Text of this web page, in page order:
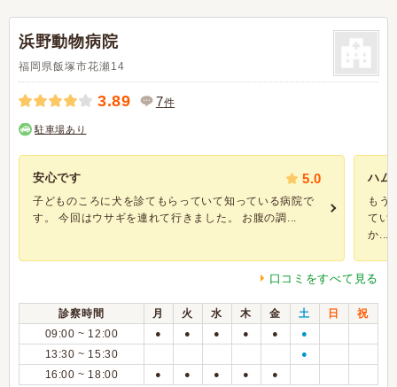
浜野動物病院
福岡県飯塚市花瀬14
3.89 7件
駐車場あり
安心です 5.0
子どものころに犬を診てもらっていて知っている病院で
す。 今回はウサギを連れて行きました。 お腹の調...
ハム
もう
てい
か...
口コミをすべて見る
診察時間 月 火 水 木 金 土 日
祝
09:00 ~ 12:00
● ● ● ● ● ●
13:30 ~ 15:30 ●
16:00 ~ 18:00 ● ● ● ● ●